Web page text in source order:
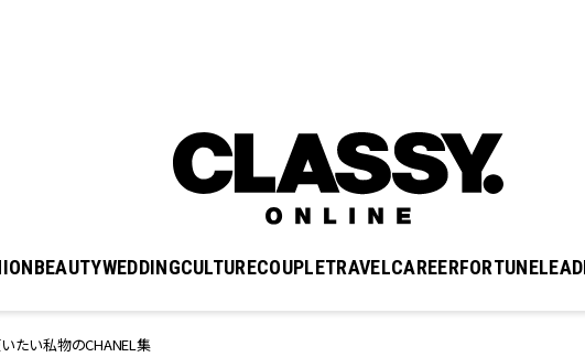
BEAUTYWEDDINGCULTURECOUPLETRAVELCAREERFORTUNE
たい私物のCHANEL集